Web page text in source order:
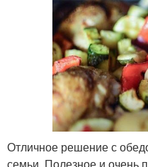
Отличное решение с
семьи. Полезное и очень